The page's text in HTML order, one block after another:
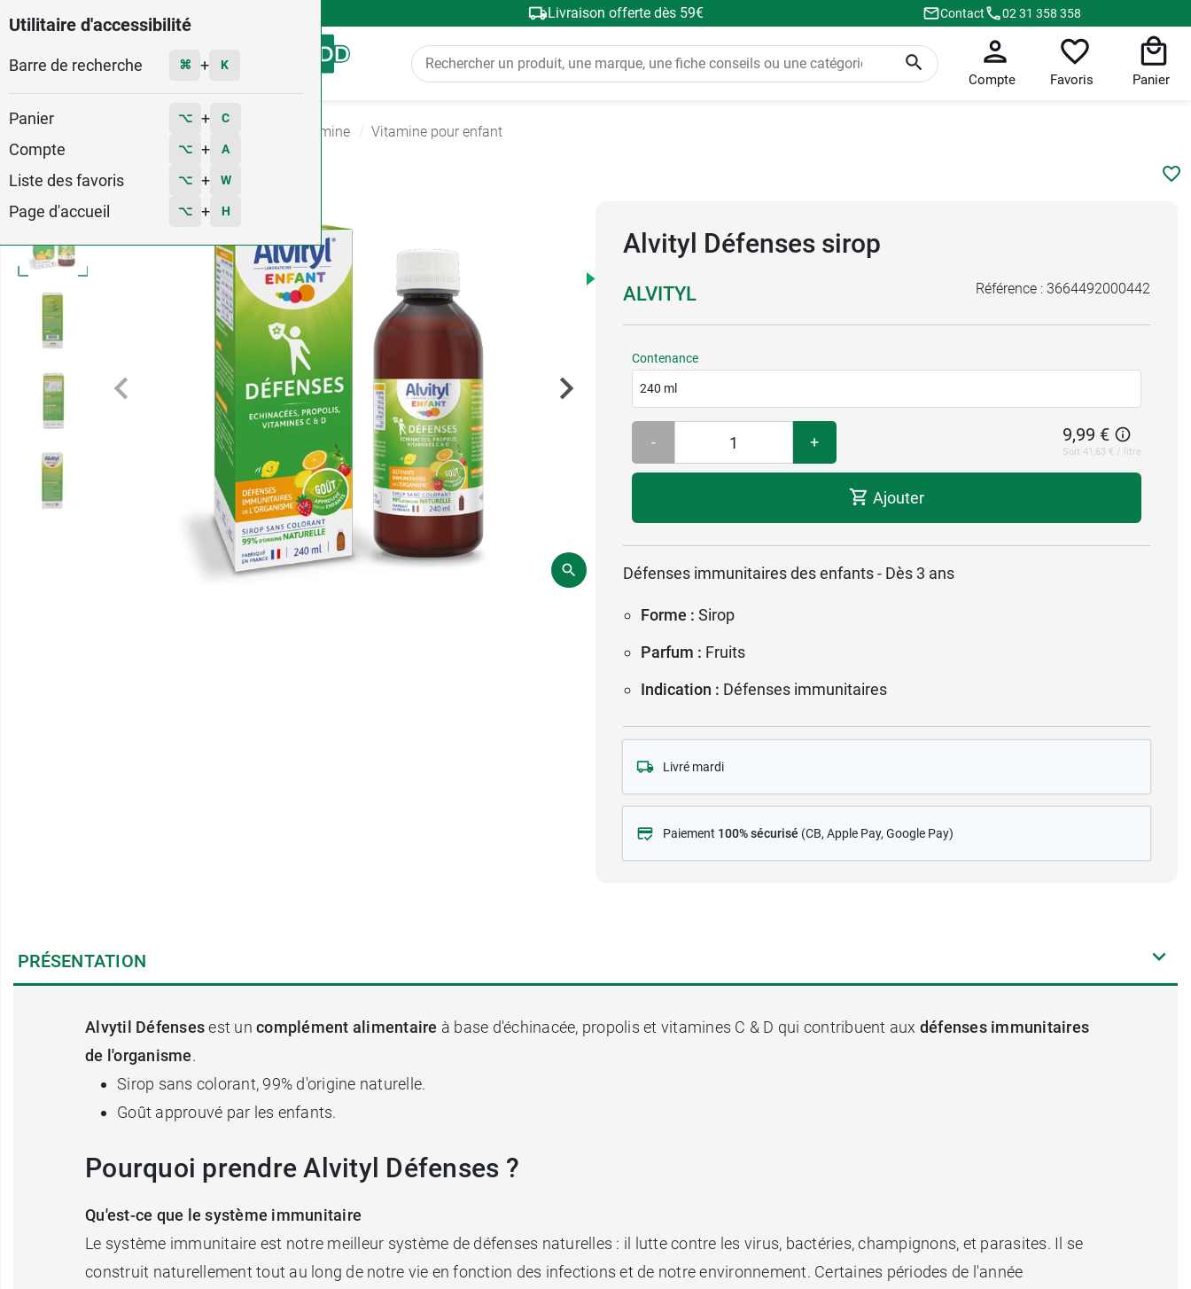
Utilitaire d'accessibilité
Barre de recherche ⌘ + K
Panier ⌥ + C
Compte ⌥ + A
Liste des favoris ⌥ + W
Page d'accueil ⌥ + H
Livraison offerte dès 59€ Contact 02 31 358 358
Menu
Compte Favoris Panier
Complément Alimentaire Vitamine Vitamine pour enfant
5
Alvityl Défenses sirop
ALVITYL Référence : 3664492000442
Contenance
240 ml
- + 9,99 €
Soit 41,63 € / litre
Ajouter
Défenses immunitaires des enfants - Dès 3 ans
Forme : Sirop
Parfum : Fruits
Indication : Défenses immunitaires
Livré mardi
Paiement 100% sécurisé (CB, Apple Pay, Google Pay)
PRÉSENTATION
Alvytil Défensesest un complément alimentaire à base d'échinacée, propolis et vitamines C & D qui contribuent aux défenses immunitaires
de l'organisme.
Sirop sans colorant, 99% d'origine naturelle.
Goût approuvé par les enfants.
Pourquoi prendre Alvityl Défenses ?
Qu'est-ce que le système immunitaire
Le système immunitaire est notre meilleur système de défenses naturelles : il lutte contre les virus, bactéries, champignons, et parasites. Il se
construit naturellement tout au long de notre vie en fonction des infections et de notre environnement. Certaines périodes de l'année